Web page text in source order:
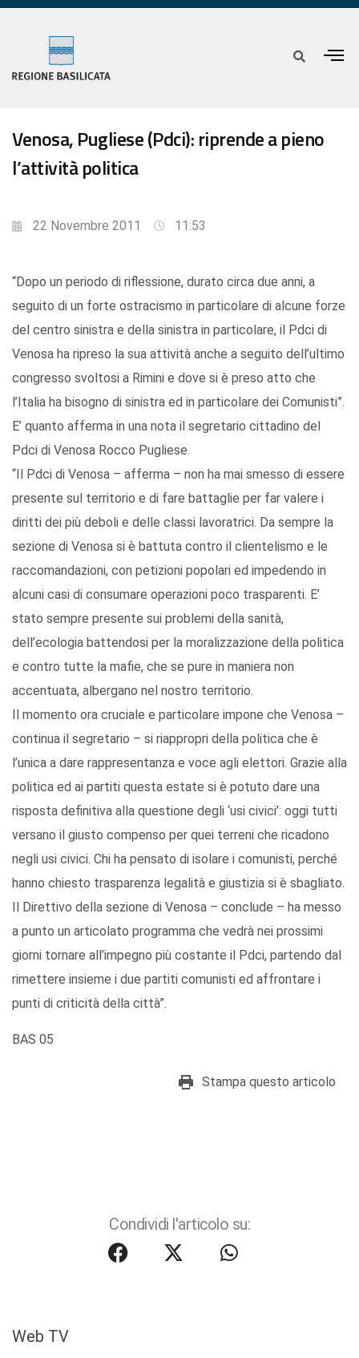
Venosa, Pugliese (Pdci): riprende a pieno
l’attività politica
22 Novembre 2011 11:53
“Dopo un periodo di riflessione, durato circa due anni, a
seguito di un forte ostracismo in particolare di alcune forze
del centro sinistra e della sinistra in particolare, il Pdci di
Venosa ha ripreso la sua attività anche a seguito dell’ultimo
congresso svoltosi a Rimini e dove si è preso atto che
l’Italia ha bisogno di sinistra ed in particolare dei Comunisti”.
E’ quanto afferma in una nota il segretario cittadino del
Pdci di Venosa Rocco Pugliese.
“Il Pdci di Venosa – afferma – non ha mai smesso di essere
presente sul territorio e di fare battaglie per far valere i
diritti dei più deboli e delle classi lavoratrici. Da sempre la
sezione di Venosa si è battuta contro il clientelismo e le
raccomandazioni, con petizioni popolari ed impedendo in
alcuni casi di consumare operazioni poco trasparenti. E’
stato sempre presente sui problemi della sanità,
dell’ecologia battendosi per la moralizzazione della politica
e contro tutte la mafie, che se pure in maniera non
accentuata, albergano nel nostro territorio.
Il momento ora cruciale e particolare impone che Venosa –
continua il segretario – si riappropri della politica che è
l’unica a dare rappresentanza e voce agli elettori. Grazie alla
politica ed ai partiti questa estate si è potuto dare una
risposta definitiva alla questione degli ‘usi civici’: oggi tutti
versano il giusto compenso per quei terreni che ricadono
negli usi civici. Chi ha pensato di isolare i comunisti, perché
hanno chiesto trasparenza legalità e giustizia si è sbagliato.
Il Direttivo della sezione di Venosa – conclude – ha messo
a punto un articolato programma che vedrà nei prossimi
giorni tornare all’impegno più costante il Pdci, partendo dal
rimettere insieme i due partiti comunisti ed affrontare i
punti di criticità della città”.
BAS 05
Stampa questo articolo
Condividi l'articolo su:
Web TV